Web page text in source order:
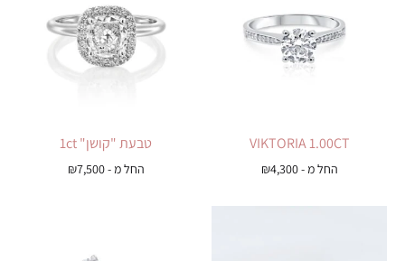
VIKTORIA 1.00CT
החל מ - ₪4,300
טבעת "קושן" 1ct
החל מ - ₪7,500